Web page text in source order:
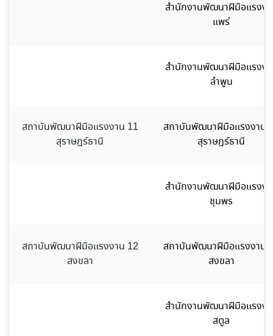
สำนักงานพัฒนาฝีมือแรงง
แพร่
สำนักงานพัฒนาฝีมือแรงง
ลำพูน
สถาบันพัฒนาฝีมือแรงงาน 11
สุราษฎร์ธานี
สถาบันพัฒนาฝีมือแรงงาน
สุราษฎร์ธานี
สำนักงานพัฒนาฝีมือแรงง
ชุมพร
สถาบันพัฒนาฝีมือแรงงาน 12
สงขลา
สถาบันพัฒนาฝีมือแรงงาน
สงขลา
สำนักงานพัฒนาฝีมือแรงง
สตูล